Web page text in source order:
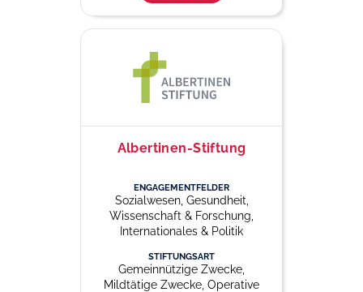
Albertinen-Stiftung
ENGAGEMENTFELDER
Sozialwesen, Gesundheit,
Wissenschaft & Forschung,
Internationales & Politik
STIFTUNGSART
Gemeinnützige Zwecke,
Mildtätige Zwecke, Operative